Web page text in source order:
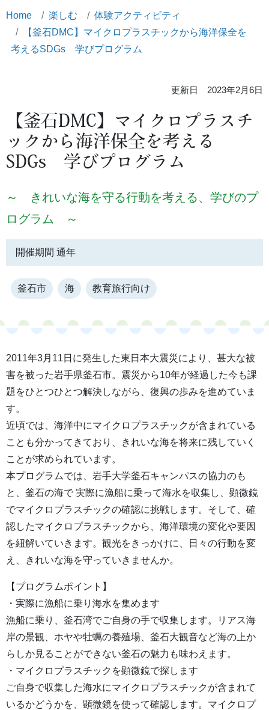
Home 楽しむ
体験アクティビティ
【釜石DMC】マイクロプラスチックから海洋保全を
考えるSDGs 学びプログラム
更新日 2023年2月6日
【釜石DMC】マイクロプラスチ
ックから海洋保全を考える
SDGs 学びプログラム
～ きれいな海を守る行動を考える、学びのプ
ログラム ～
開催期間 通年
釜石市 海 教育旅行向け
2011年3月11日に発生した東日本大震災により、甚大な被
害を被った岩手県釜石市。震災から10年が経過した今も課
題をひとつひとつ解決しながら、復興の歩みを進めていま
す。
近頃では、海洋中にマイクロプラスチックが含まれている
ことも分かってきており、きれいな海を将来に残していく
ことが求められています。
本プログラムでは、岩手大学釜石キャンパスの協力のも
と、釜石の海で 実際に漁船に乗って海水を収集し、顕微鏡
でマイクロプラスチックの確認に挑戦します。そして、確
認したマイクロプラスチックから、海洋環境の変化や要因
を紐解いていきます。観光をきっかけに、日々の行動を変
え、きれいな海を守っていきませんか。
【プログラムポイント】
・実際に漁船に乗り海水を集めます
漁船に乗り、釜石湾でご自身の手で収集します。リアス海
岸の景観、ホヤや牡蠣の養殖場、釜石大観音など海の上か
らしか見ることができない釜石の魅力も味わえます。
・マイクロプラスチックを顕微鏡で探します
ご自身で収集した海水にマイクロプラスチックが含まれて
いるかどうかを、顕微鏡を使って確認します。マイクロプ